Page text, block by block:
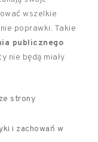
wszelkie
poprawki. Takie
publicznego
nie będą miały
strony
i zachowań w